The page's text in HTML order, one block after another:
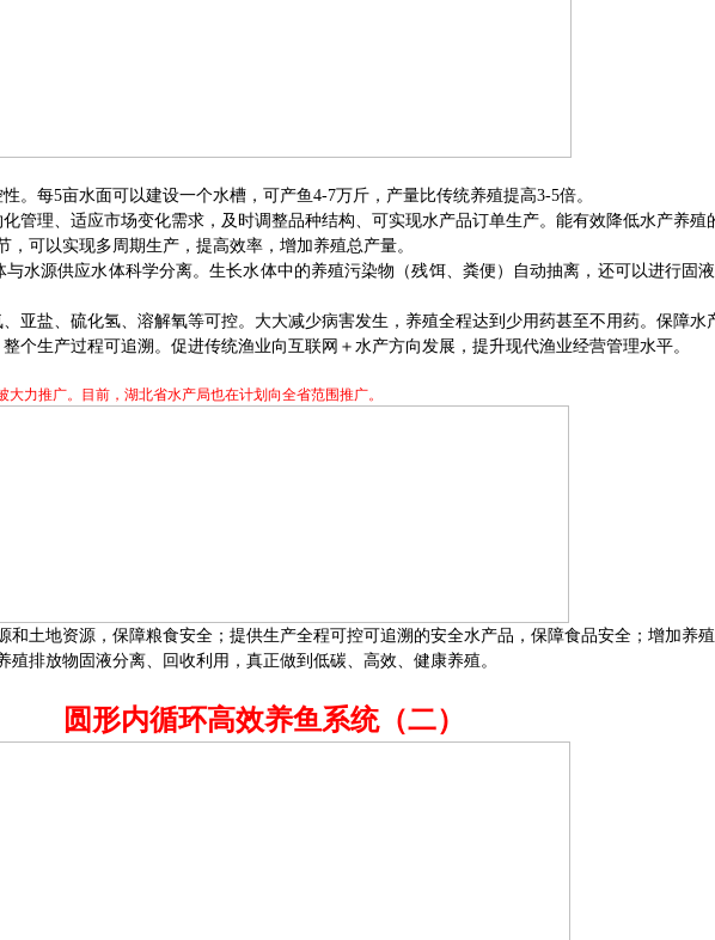
。每5亩水面可以建设一个水槽，可产鱼4-7万斤，产量比传统养殖提高3-5倍。
管理、适应市场变化需求，及时调整品种结构、可实现水产品订单生产。能有效降低水产养殖
，可以实现多周期生产，提高效率，增加养殖总产量。
水源供应水体科学分离。生长水体中的养殖污染物（残饵、粪便）自动抽离，还可以进行固
亚盐、硫化氢、溶解氧等可控。大大减少病害发生，养殖全程达到少用药甚至不用药。保障水
个生产过程可追溯。促进传统渔业向互联网＋水产方向发展，提升现代渔业经营管理水平。
力推广。目前，湖北省水产局也在计划向全省范围推广。
土地资源，保障粮食安全；提供生产全程可控可追溯的安全水产品，保障食品安全；增加养
排放物固液分离、回收利用，真正做到低碳、高效、健康养殖。
圆形内循环高效养鱼系统（二）